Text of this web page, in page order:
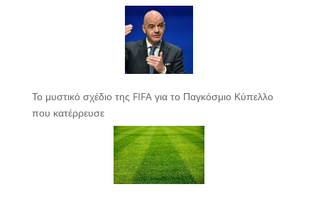
Το μυστικό σχέδιο της FIFA για το Παγκόσμιο Κύπελλο
που κατέρρευσε